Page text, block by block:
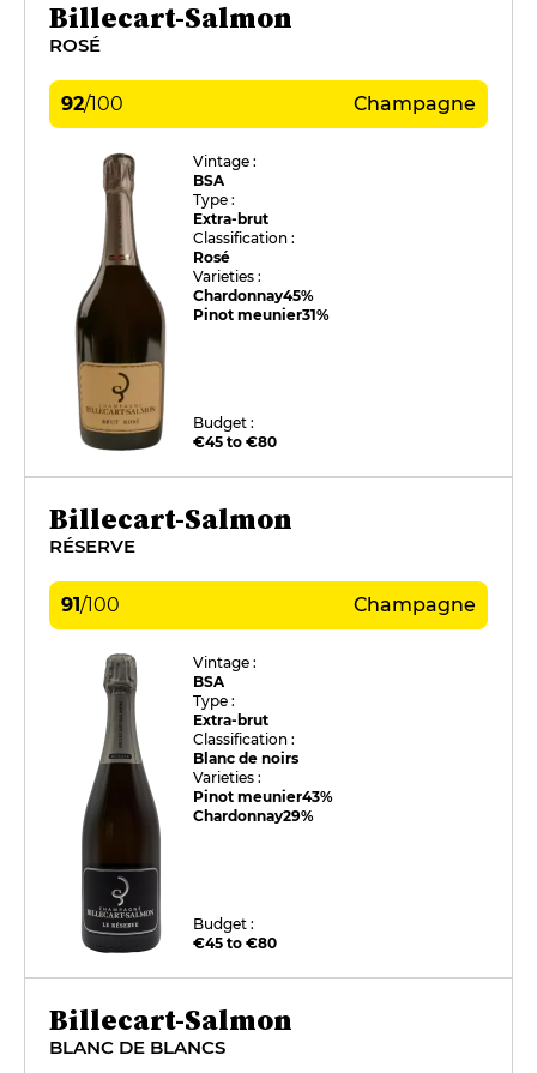
Billecart-Salmon
ROSÉ
92/100 Champagne
Vintage :
BSA
Type :
Extra-brut
Classification :
Rosé
Varieties :
Chardonnay45%
Pinot meunier31%
Budget :
€45 to €80
Billecart-Salmon
RÉSERVE
91/100 Champagne
Vintage :
BSA
Type :
Extra-brut
Classification :
Blanc de noirs
Varieties :
Pinot meunier43%
Chardonnay29%
Budget :
€45 to €80
Billecart-Salmon
BLANC DE BLANCS